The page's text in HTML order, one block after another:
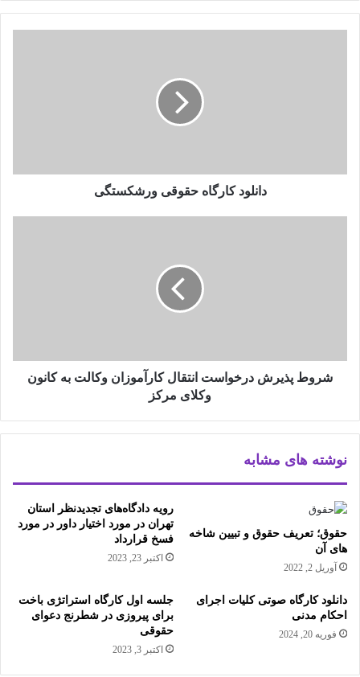
دانلود کارگاه حقوقی ورشکستگی
شروط پذیرش درخواست انتقال کارآموزان وکالت به کانون
وکلای مرکز
نوشته های مشابه
حقوق؛ تعریف حقوق و تبیین شاخه
های آن
آوریل 2, 2022
رويه دادگاه‌های تجديدنظر استان
تهران در مورد اختيار داور در مورد
فسخ قرارداد
اکتبر 23, 2023
دانلود کارگاه صوتی کلیات اجرای
احکام مدنی
فوریه 20, 2024
جلسه اول کارگاه استراتژی باخت
برای پیروزی در شطرنج دعوای
حقوقی
اکتبر 3, 2023